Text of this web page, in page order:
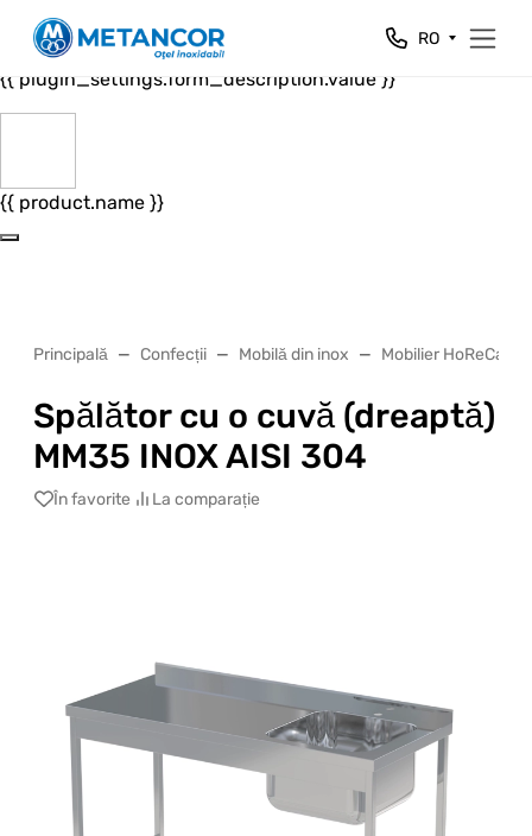
Close
{{ plugin_settings.form_header.value }}
{{ plugin_settings.form_description.value }}
{{ product.name }}
RO
Principală Confecții Mobilă din inox Mobilier HoReCa
Spălător cu o cuvă (dreaptă)
MM35 INOX AISI 304
În favorite La comparație